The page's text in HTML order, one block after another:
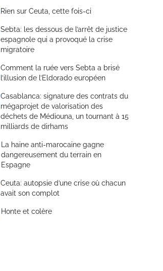
Rien sur Ceuta, cette fois-ci
Sebta: les dessous de l’arrêt de justice
espagnole qui a provoqué la crise
migratoire
Comment la ruée vers Sebta a brisé
l’illusion de l’Eldorado européen
Casablanca: signature des contrats du
mégaprojet de valorisation des
déchets de Médiouna, un tournant à 15
milliards de dirhams
La haine anti-marocaine gagne
dangereusement du terrain en
Espagne
Ceuta: autopsie d’une crise où chacun
avait son complot
Honte et colère